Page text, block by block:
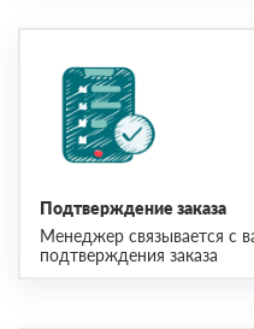
Подтверждение заказа
Менеджер связывается с
подтверждения заказа